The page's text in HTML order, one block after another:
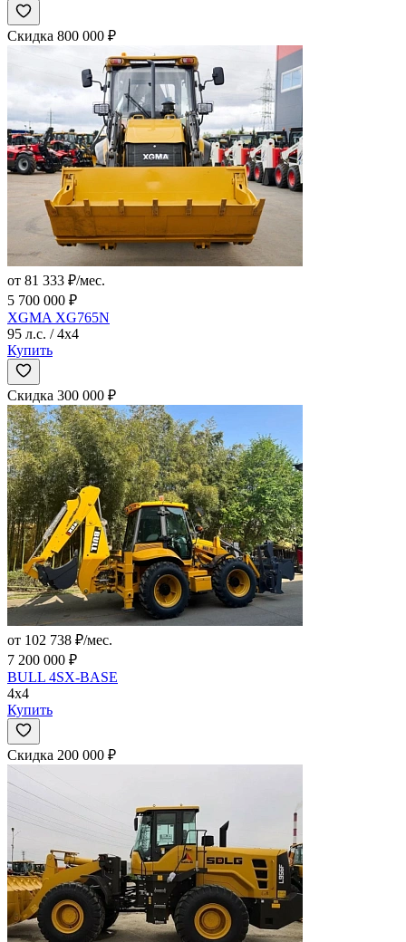
Скидка 800 000 ₽
от 81 333 ₽/мес.
5 700 000 ₽
XGMA XG765N
95 л.с. / 4x4
Купить
Скидка 300 000 ₽
от 102 738 ₽/мес.
7 200 000 ₽
BULL 4SX-BASE
4x4
Купить
Скидка 200 000 ₽